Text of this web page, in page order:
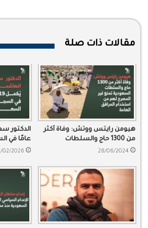
مقالات ذات صلة
هيومن رايتس ووتش: وفاة أكثر
من 1300 حاج والسلطات
السعودية تمنع غير المصرح لهم
28/06/2024
عامًا في
02/2026